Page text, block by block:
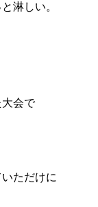
淋しい。
会で
ただけに